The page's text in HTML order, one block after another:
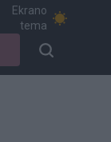
Ekrano
tema